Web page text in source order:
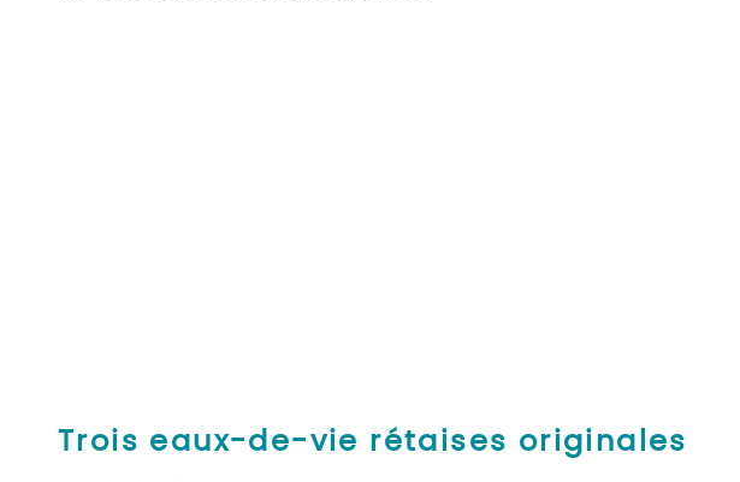
Trois eaux-de-vie rétaises originales